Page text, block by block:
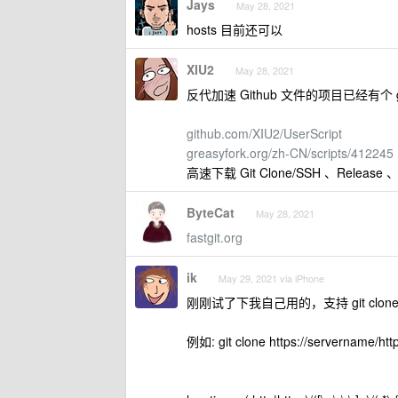
Jays May 28, 2021
hosts 目前还可以
XIU2 May 28, 2021
反代加速 Github 文件的项目已经有
github.com/XIU2/UserScript
greasyfork.org/zh-CN/scripts/412245
高速下载 Git Clone/SSH 、Release
ByteCat May 28, 2021
fastgit.org
ik May 29, 2021 via iPhone
刚刚试了下我自己用的，支持 git clone
例如: git clone https://servername/